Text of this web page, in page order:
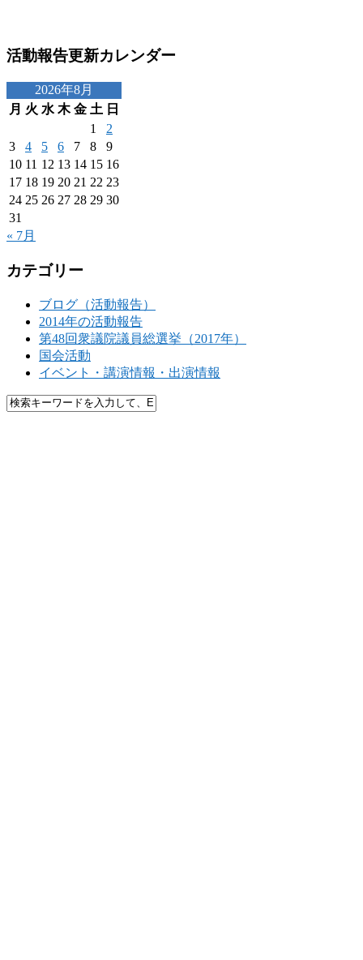
活動報告更新カレンダー
2026年8月
月 火 水 木 金 土 日
1
2
3
4 5 6 7 8
9
10 11 12 13 14 15 16
17 18 19 20 21 22 23
24 25 26 27 28 29 30
31
« 7月
カテゴリー
ブログ（活動報告）
2014年の活動報告
第48回衆議院議員総選挙（2017年）
国会活動
イベント・講演情報・出演情報